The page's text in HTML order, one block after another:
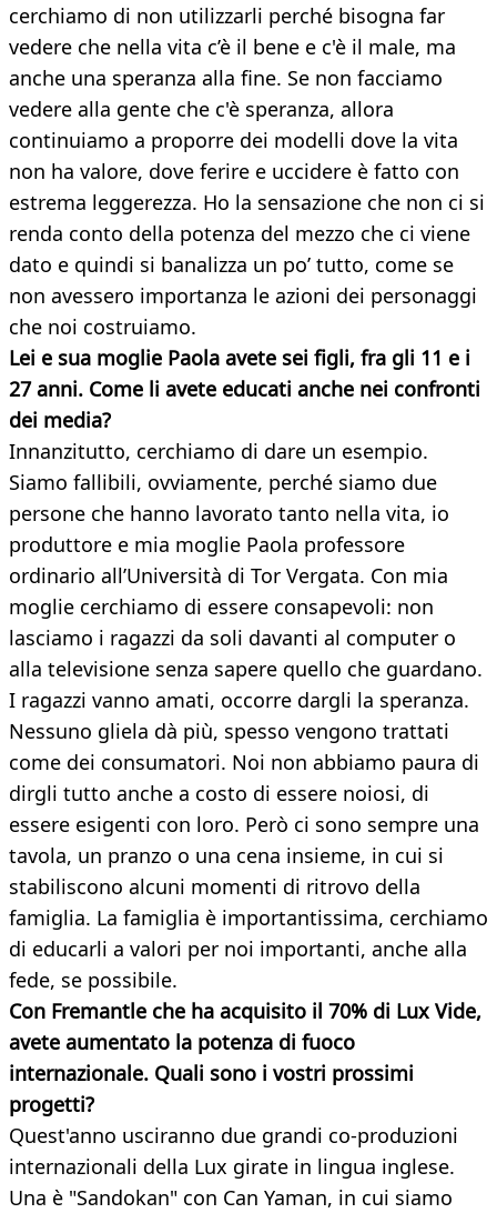
cerchiamo di non utilizzarli perché bisogna far
vedere che nella vita c’è il bene e c'è il male, ma
anche una speranza alla fine. Se non facciamo
vedere alla gente che c'è speranza, allora
continuiamo a proporre dei modelli dove la vita
non ha valore, dove ferire e uccidere è fatto con
estrema leggerezza. Ho la sensazione che non ci si
renda conto della potenza del mezzo che ci viene
dato e quindi si banalizza un po’ tutto, come se
non avessero importanza le azioni dei personaggi
che noi costruiamo.
Lei e sua moglie Paola avete sei figli, fra gli 11 e i
27 anni. Come li avete educati anche nei confronti
dei media?
Innanzitutto, cerchiamo di dare un esempio.
Siamo fallibili, ovviamente, perché siamo due
persone che hanno lavorato tanto nella vita, io
produttore e mia moglie Paola professore
ordinario all’Università di Tor Vergata. Con mia
moglie cerchiamo di essere consapevoli: non
lasciamo i ragazzi da soli davanti al computer o
alla televisione senza sapere quello che guardano.
I ragazzi vanno amati, occorre dargli la speranza.
Nessuno gliela dà più, spesso vengono trattati
come dei consumatori. Noi non abbiamo paura di
dirgli tutto anche a costo di essere noiosi, di
essere esigenti con loro. Però ci sono sempre una
tavola, un pranzo o una cena insieme, in cui si
stabiliscono alcuni momenti di ritrovo della
famiglia. La famiglia è importantissima, cerchiamo
di educarli a valori per noi importanti, anche alla
fede, se possibile.
Con Fremantle che ha acquisito il 70% di Lux Vide,
avete aumentato la potenza di fuoco
internazionale. Quali sono i vostri prossimi
progetti?
Quest'anno usciranno due grandi co-produzioni
internazionali della Lux girate in lingua inglese.
Una è "Sandokan" con Can Yaman, in cui siamo